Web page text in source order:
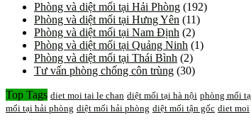
Phòng và diệt mối tại Hải Phòng (192)
Phòng và diệt mối tại Hưng Yên (11)
Phòng và diệt mối tại Nam Định (2)
Phòng và diệt mối tại Quảng Ninh (1)
Phòng và diệt mối tại Thái Bình (2)
Tư vấn phòng chống côn trùng (30)
Top Tags diet moi tai le chan diệt mối tại hà nội phòng mối
mối tại hải phòng diệt mối hải phòng diệt mối tận gốc diet moi